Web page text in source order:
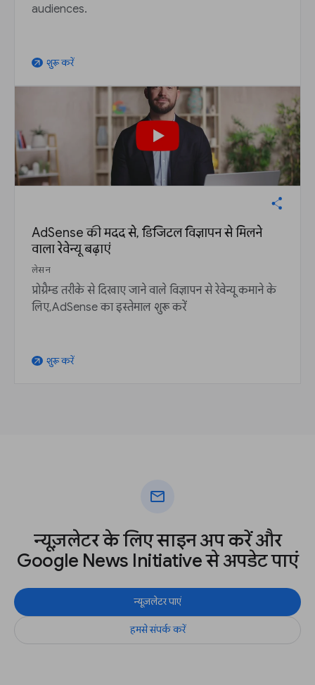
audiences.
arrow_outward शुरू करें
AdSense की मदद से, डिजिटल विज्ञापन से मिलने
वाला रेवेन्यू बढ़ाएं
लेसन
प्रोग्रैम्ड तरीके से दिखाए जाने वाले विज्ञापन से रेवेन्यू कमाने के
लिए, AdSense का इस्तेमाल शुरू करें
arrow_outward शुरू करें
mail
न्यूज़लेटर के लिए साइन अप करें और
Google News Initiative से अपडेट पाएं
न्यूज़लेटर पाएं
हमसे संपर्क करें